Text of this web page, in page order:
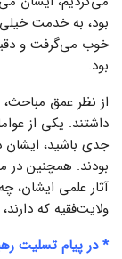
بود، به خدمت
خوب می‌گرفت و
بود.
از نظر عمق
داشتند. یکی از
جدی باشید، ایشان
بودند. همچنین در
آثار علمی
ولایت‌فقیه که
* در پیام تسلیت